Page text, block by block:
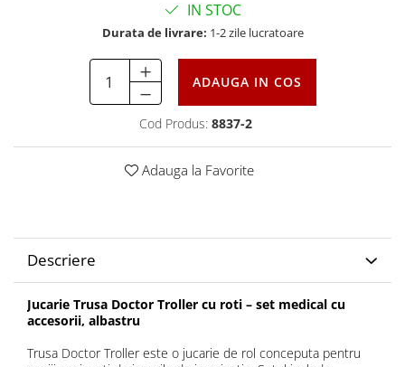
IN STOC
Durata de livrare: 1-2 zile lucratoare
ADAUGA IN COS
Cod Produs: 8837-2
Adauga la Favorite
Descriere
Jucarie Trusa Doctor Troller cu roti – set medical cu
accesorii, albastru
Trusa Doctor Troller este o jucarie de rol conceputa pentru